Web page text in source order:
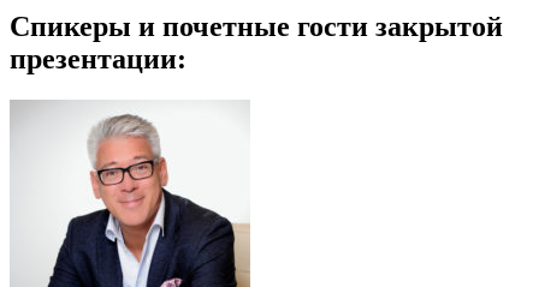
Спикеры и почетные гости закрытой
презентации: